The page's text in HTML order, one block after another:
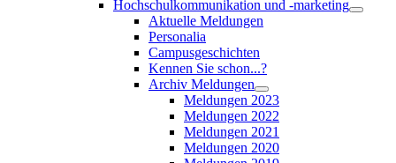
Hochschulkommunikation und -marketing
Aktuelle Meldungen
Personalia
Campusgeschichten
Kennen Sie schon...?
Archiv Meldungen
Meldungen 2023
Meldungen 2022
Meldungen 2021
Meldungen 2020